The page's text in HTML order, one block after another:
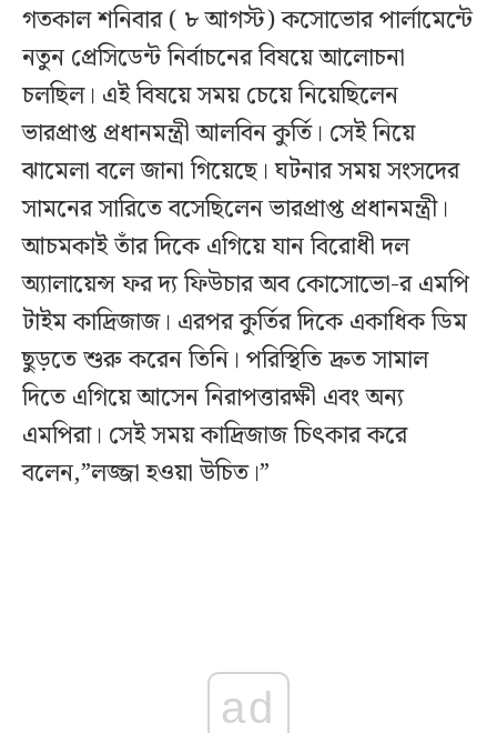
গতকাল শনিবার ( ৮ আগস্ট) কসোভোর পার্লামেন্টে
নতুন প্রেসিডেন্ট নির্বাচনের বিষয়ে আলোচনা
চলছিল। এই বিষয়ে সময় চেয়ে নিয়েছিলেন
ভারপ্রাপ্ত প্রধানমন্ত্রী আলবিন কুর্তি। সেই নিয়ে
ঝামেলা বলে জানা গিয়েছে। ঘটনার সময় সংসদের
সামনের সারিতে বসেছিলেন ভারপ্রাপ্ত প্রধানমন্ত্রী।
আচমকাই তাঁর দিকে এগিয়ে যান বিরোধী দল
অ্যালায়েন্স ফর দ্য ফিউচার অব কোসোভো-র এমপি
টাইম কাদ্রিজাজ। এরপর কুর্তির দিকে একাধিক ডিম
ছুড়তে শুরু করেন তিনি। পরিস্থিতি দ্রুত সামাল
দিতে এগিয়ে আসেন নিরাপত্তারক্ষী এবং অন্য
এমপিরা। সেই সময় কাদ্রিজাজ চিৎকার করে
বলেন,”লজ্জা হওয়া উচিত।”
ad